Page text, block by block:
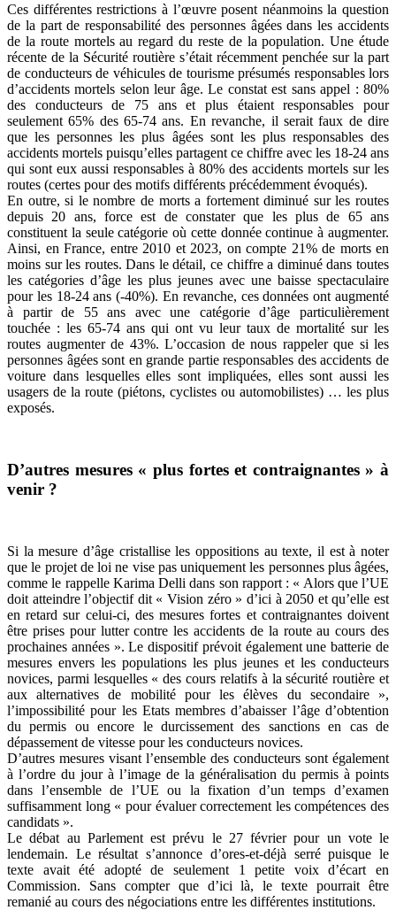
Ces différentes restrictions à l’œuvre posent néanmoins la question
de la part de responsabilité des personnes âgées dans les accidents
de la route mortels au regard du reste de la population. Une étude
récente de la Sécurité routière s’était récemment penchée sur la part
de conducteurs de véhicules de tourisme présumés responsables lors
d’accidents mortels selon leur âge. Le constat est sans appel : 80%
des conducteurs de 75 ans et plus étaient responsables pour
seulement 65% des 65-74 ans. En revanche, il serait faux de dire
que les personnes les plus âgées sont les plus responsables des
accidents mortels puisqu’elles partagent ce chiffre avec les 18-24 ans
qui sont eux aussi responsables à 80% des accidents mortels sur les
routes (certes pour des motifs différents précédemment évoqués).
En outre, si le nombre de morts a fortement diminué sur les routes
depuis 20 ans, force est de constater que les plus de 65 ans
constituent la seule catégorie où cette donnée continue à augmenter.
Ainsi, en France, entre 2010 et 2023, on compte 21% de morts en
moins sur les routes. Dans le détail, ce chiffre a diminué dans toutes
les catégories d’âge les plus jeunes avec une baisse spectaculaire
pour les 18-24 ans (-40%). En revanche, ces données ont augmenté
à partir de 55 ans avec une catégorie d’âge particulièrement
touchée : les 65-74 ans qui ont vu leur taux de mortalité sur les
routes augmenter de 43%. L’occasion de nous rappeler que si les
personnes âgées sont en grande partie responsables des accidents de
voiture dans lesquelles elles sont impliquées, elles sont aussi les
usagers de la route (piétons, cyclistes ou automobilistes) … les plus
exposés.
D’autres mesures « plus fortes et contraignantes » à
venir ?
Si la mesure d’âge cristallise les oppositions au texte, il est à noter
que le projet de loi ne vise pas uniquement les personnes plus âgées,
comme le rappelle Karima Delli dans son rapport : « Alors que l’UE
doit atteindre l’objectif dit « Vision zéro » d’ici à 2050 et qu’elle est
en retard sur celui-ci, des mesures fortes et contraignantes doivent
être prises pour lutter contre les accidents de la route au cours des
prochaines années ». Le dispositif prévoit également une batterie de
mesures envers les populations les plus jeunes et les conducteurs
novices, parmi lesquelles « des cours relatifs à la sécurité routière et
aux alternatives de mobilité pour les élèves du secondaire »,
l’impossibilité pour les Etats membres d’abaisser l’âge d’obtention
du permis ou encore le durcissement des sanctions en cas de
dépassement de vitesse pour les conducteurs novices.
D’autres mesures visant l’ensemble des conducteurs sont également
à l’ordre du jour à l’image de la généralisation du permis à points
dans l’ensemble de l’UE ou la fixation d’un temps d’examen
suffisamment long « pour évaluer correctement les compétences des
candidats ».
Le débat au Parlement est prévu le 27 février pour un vote le
lendemain. Le résultat s’annonce d’ores-et-déjà serré puisque le
texte avait été adopté de seulement 1 petite voix d’écart en
Commission. Sans compter que d’ici là, le texte pourrait être
remanié au cours des négociations entre les différentes institutions.